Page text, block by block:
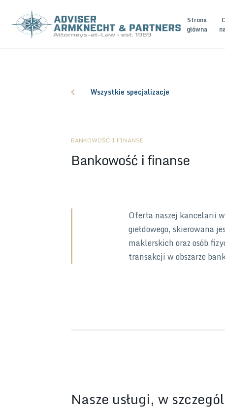
Strona
główna
Wszystkie specjalizacje
BANKOWOŚĆ I FINANSE
Bankowość i finanse
Oferta naszej kancelarii
giełdowego, skierowana
maklerskich oraz osób
transakcji w obszarze
Nasze usługi, w